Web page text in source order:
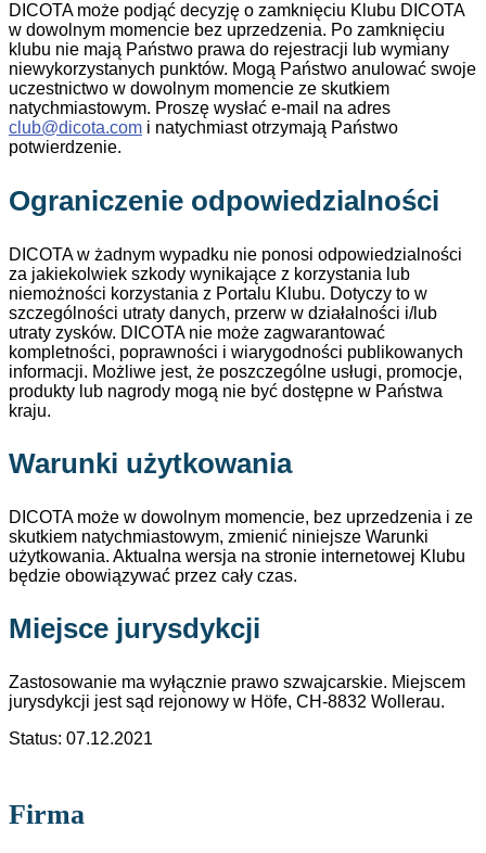
DICOTA może podjąć decyzję o zamknięciu Klubu DICOTA
w dowolnym momencie bez uprzedzenia. Po zamknięciu
klubu nie mają Państwo prawa do rejestracji lub wymiany
niewykorzystanych punktów. Mogą Państwo anulować swoje
uczestnictwo w dowolnym momencie ze skutkiem
natychmiastowym. Proszę wysłać e-mail na adres
club@dicota.com i natychmiast otrzymają Państwo
potwierdzenie.
Ograniczenie odpowiedzialności
DICOTA w żadnym wypadku nie ponosi odpowiedzialności
za jakiekolwiek szkody wynikające z korzystania lub
niemożności korzystania z Portalu Klubu. Dotyczy to w
szczególności utraty danych, przerw w działalności i/lub
utraty zysków. DICOTA nie może zagwarantować
kompletności, poprawności i wiarygodności publikowanych
informacji. Możliwe jest, że poszczególne usługi, promocje,
produkty lub nagrody mogą nie być dostępne w Państwa
kraju.
Warunki użytkowania
DICOTA może w dowolnym momencie, bez uprzedzenia i ze
skutkiem natychmiastowym, zmienić niniejsze Warunki
użytkowania. Aktualna wersja na stronie internetowej Klubu
będzie obowiązywać przez cały czas.
Miejsce jurysdykcji
Zastosowanie ma wyłącznie prawo szwajcarskie. Miejscem
jurysdykcji jest sąd rejonowy w Höfe, CH-8832 Wollerau.
Status: 07.12.2021
Firma